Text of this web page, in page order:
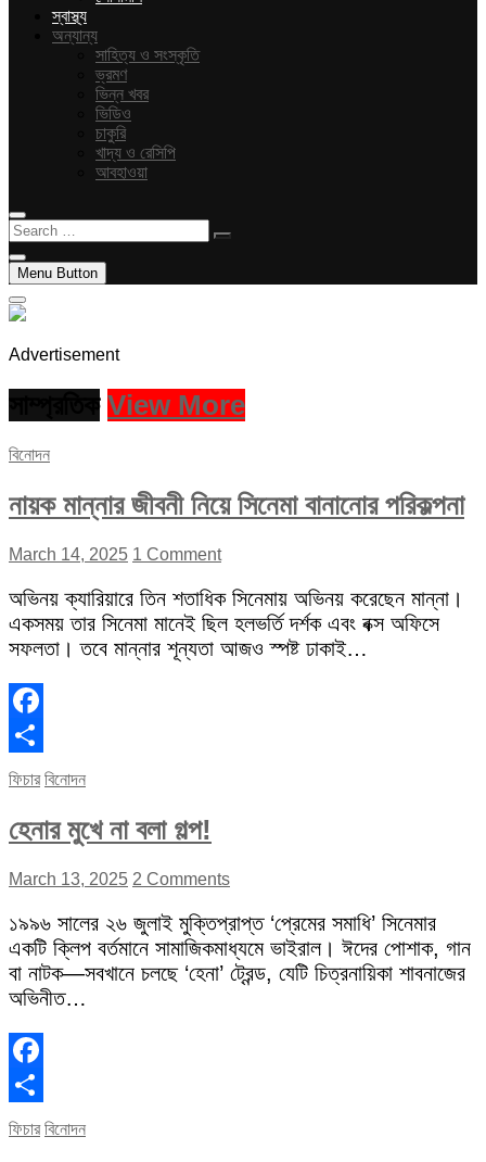
স্বাস্থ্য
অন্যান্য
সাহিত্য ও সংস্কৃতি
ভ্রমণ
ভিন্ন খবর
ভিডিও
চাকুরি
খাদ্য ও রেসিপি
আবহাওয়া
Search
…
Menu Button
Advertisement
View More
বিনোদন
নায়ক মান্নার জীবনী নিয়ে সিনেমা বানানোর পরিকল্পনা
March 14, 2025 1 Comment
অভিনয় ক্যারিয়ারে তিন শতাধিক সিনেমায় অভিনয় করেছেন মান্না।
একসময় তার সিনেমা মানেই ছিল হলভর্তি দর্শক এবং বক্স অফিসে
সফলতা। তবে মান্নার শূন্যতা আজও স্পষ্ট ঢাকাই…
Facebook
Share
ফিচার বিনোদন
হেনার মুখে না বলা গল্প!
March 13, 2025 2 Comments
১৯৯৬ সালের ২৬ জুলাই মুক্তিপ্রাপ্ত ‘প্রেমের সমাধি’ সিনেমার
একটি ক্লিপ বর্তমানে সামাজিকমাধ্যমে ভাইরাল। ঈদের পোশাক, গান
বা নাটক—সবখানে চলছে ‘হেনা’ ট্রেন্ড, যেটি চিত্রনায়িকা শাবনাজের
অভিনীত…
Facebook
Share
ফিচার বিনোদন